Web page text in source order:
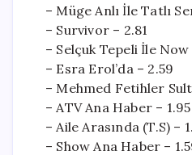
– Müge Anlı İle Tatlı
– Survivor – 2.81
– Selçuk Tepeli İle
– Esra Erol’da – 2.59
– Mehmed Fetihler
– ATV Ana Haber – 1.95
– Aile Arasında (T.S) –
– Show Ana Haber –